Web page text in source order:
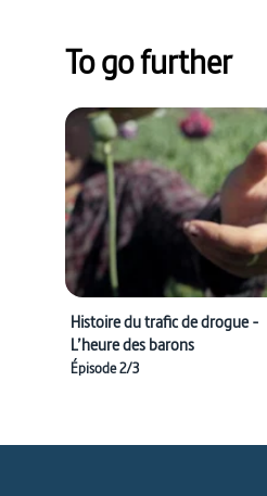
To go further
Histoire du trafic de drogue -
L’heure des barons
Épisode 2/3